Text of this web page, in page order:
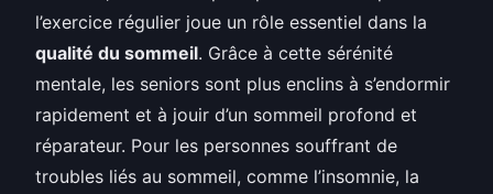
l’exercice régulier joue un rôle essentiel dans la
qualité du sommeil. Grâce à cette sérénité
mentale, les seniors sont plus enclins à s’endormir
rapidement et à jouir d’un sommeil profond et
réparateur. Pour les personnes souffrant de
troubles liés au sommeil, comme l’insomnie, la